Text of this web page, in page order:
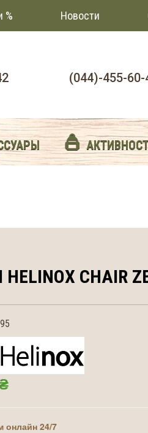
% Новости
(044)-455-60-
CHAIR
онлайн 24/7